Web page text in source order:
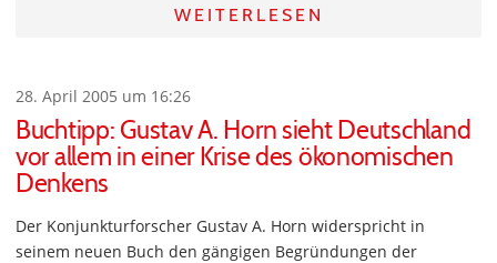
WEITERLESEN
28. April 2005 um 16:26
Buchtipp: Gustav A. Horn sieht Deutschland
vor allem in einer Krise des ökonomischen
Denkens
Der Konjunkturforscher Gustav A. Horn widerspricht in
seinem neuen Buch den gängigen Begründungen der